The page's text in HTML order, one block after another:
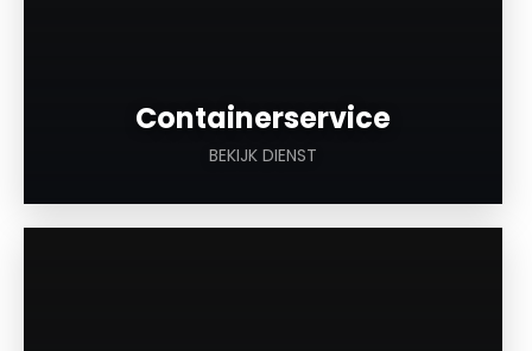
Containerservice
BEKIJK DIENST